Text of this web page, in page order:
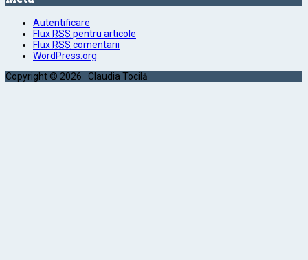
Autentificare
Flux RSS pentru articole
Flux RSS comentarii
WordPress.org
Copyright © 2026 · Claudia Tocilă